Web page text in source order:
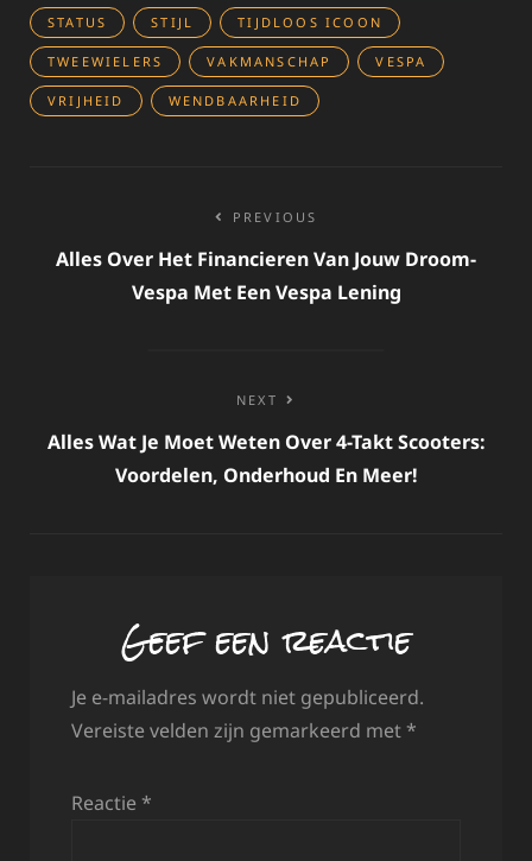
STATUS STIJL TIJDLOOS ICOON
TWEEWIELERS VAKMANSCHAP VESPA
VRIJHEID WENDBAARHEID
navigatie
PREVIOUS
Alles Over Het Financieren Van Jouw Droom-
Vespa Met Een Vespa Lening
NEXT
Alles Wat Je Moet Weten Over 4-Takt Scooters:
Voordelen, Onderhoud En Meer!
Geef een reactie
Je e-mailadres wordt niet gepubliceerd.
Vereiste velden zijn gemarkeerd met *
Reactie *